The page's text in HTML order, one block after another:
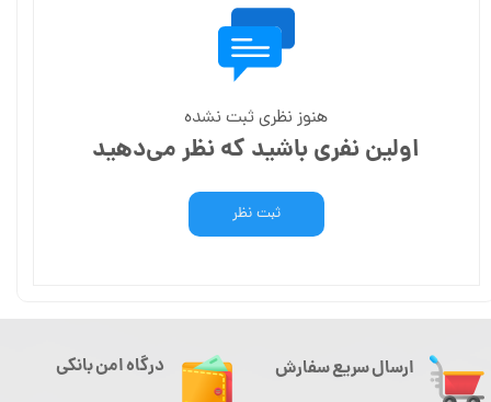
هنوز نظری ثبت نشده
اولین نفری باشید که نظر می‌دهید
ثبت نظر
ارسال سریع سفارش درگاه امن بانکی